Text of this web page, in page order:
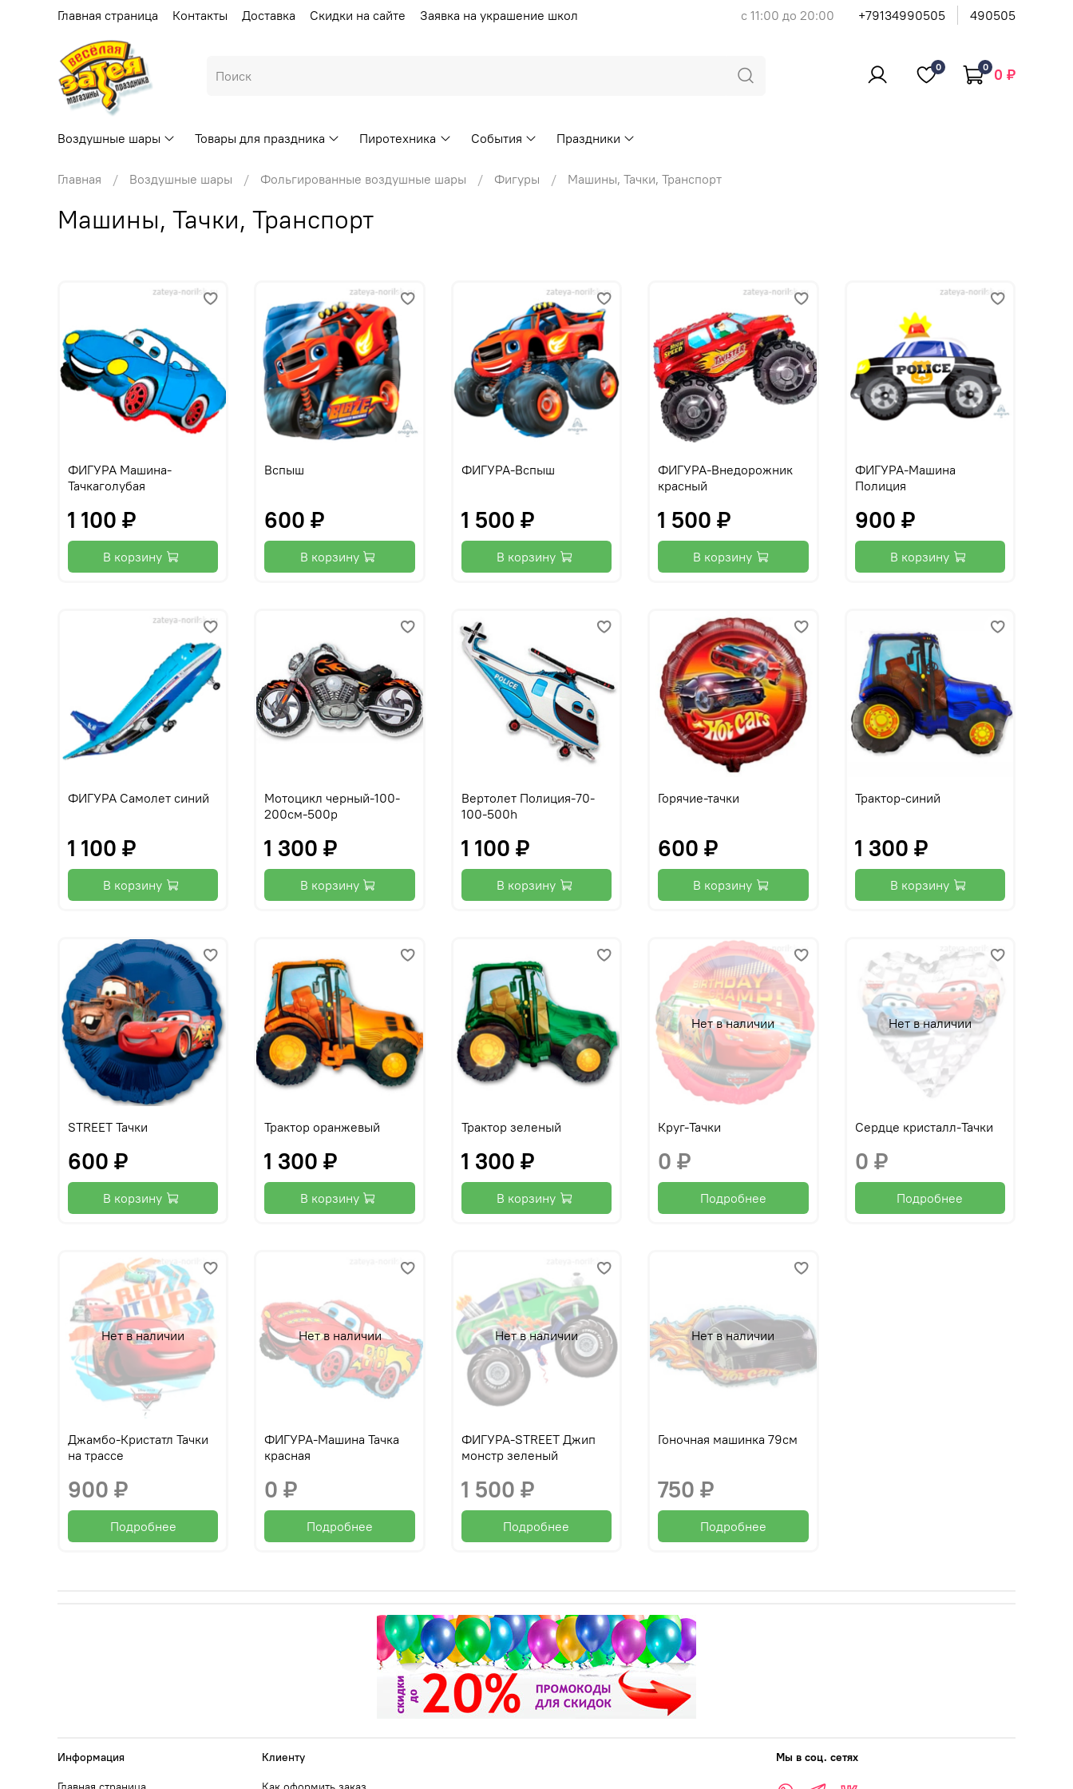
Главная страница Контакты Доставка Скидки на сайте Заявка на украшение школ с 11:00 до 20:00 +79134990505 490505
0 0 0 ₽
Воздушные шары Товары для праздника Пиротехника События Праздники
Главная Воздушные шары Фольгированные воздушные шары Фигуры Машины, Тачки, Транспорт
Машины, Тачки, Транспорт
ФИГУРА Машина-
Тачкаголубая
1 100 ₽
В корзину
Вспыш
600 ₽
В корзину
ФИГУРА-Вспыш
1 500 ₽
В корзину
ФИГУРА-Внедорожник
красный
1 500 ₽
В корзину
ФИГУРА-Машина
Полиция
900 ₽
В корзину
ФИГУРА Самолет синий
1 100 ₽
В корзину
Мотоцикл черный-100-
200см-500р
1 300 ₽
В корзину
Вертолет Полиция-70-
100-500h
1 100 ₽
В корзину
Горячие-тачки
600 ₽
В корзину
Трактор-синий
1 300 ₽
В корзину
STREET Тачки
600 ₽
В корзину
Трактор оранжевый
1 300 ₽
В корзину
Трактор зеленый
1 300 ₽
В корзину
Нет в наличии
Круг-Тачки
0 ₽
Подробнее
Нет в наличии
Сердце кристалл-Тачки
0 ₽
Подробнее
Нет в наличии
Джамбо-Кристатл Тачки
на трассе
900 ₽
Подробнее
Нет в наличии
ФИГУРА-Машина Тачка
красная
0 ₽
Подробнее
Нет в наличии
ФИГУРА-STREET Джип
монстр зеленый
1 500 ₽
Подробнее
Нет в наличии
Гоночная машинка 79см
750 ₽
Подробнее
Информация Клиенту Мы в соц. сетях